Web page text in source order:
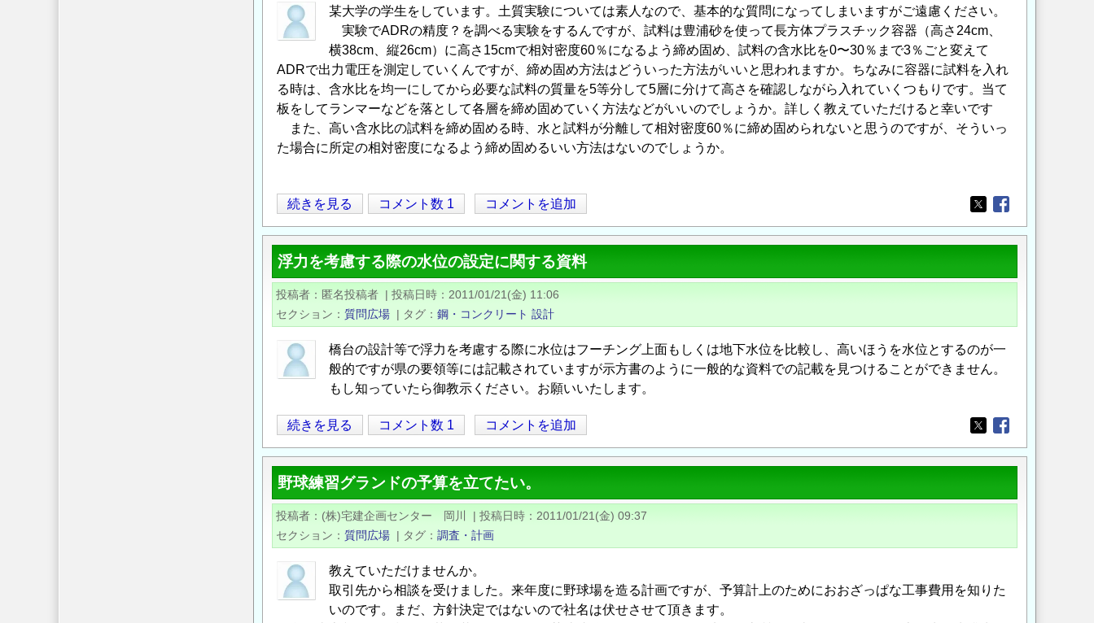
設
時
外
気
温
に
つ
て
の
某大学の学生をしています。土質実験については素人なので、基本的な質問になってしまいますがご遠慮ください。
実験でADRの精度？を調べる実験をするんですが、試料は豊浦砂を使って長方体プラスチック容器（高さ24cm、
横38cm、縦26cm）に高さ15cmで相対密度60％になるよう締め固め、試料の含水比を0〜30％まで3％ごと変えて
ADRで出力電圧を測定していくんですが、締め固め方法はどういった方法がいいと思われますか。ちなみに容器に試料を入れ
る時は、含水比を均一にしてから必要な試料の質量を5等分して5層に分けて高さを確認しながら入れていくつもりです。当て
板をしてランマーなどを落として各層を締め固めていく方法などがいいのでしょうか。詳しく教えていただけると幸いです
また、高い含水比の試料を締め固める時、水と試料が分離して相対密度60％に締め固められないと思うのですが、そういっ
た場合に所定の相対密度になるよう締め固めるいい方法はないのでしょうか。
締
め
固
め
方
に
つ
い
続きを見る コメント数 1 コメントを追加
Opens in a new
Opens in a new
浮力を考慮する際の水位の設定に関する資料
投稿者 匿名投稿者 | 投稿日時
2011/01/21(金) 11:06
セクション
質問広場 | タグ 鋼・コンクリート 設計
橋台の設計等で浮力を考慮する際に水位はフーチング上面もしくは地下水位を比較し、高いほうを水位とするのが一
般的ですが県の要領等には記載されていますが示方書のように一般的な資料での記載を見つけることができません。
もし知っていたら御教示ください。お願いいたします。
浮
力
を
考
慮
る
際
の
続きを見る コメント数 1 コメントを追加
Opens in a new
Opens in a new
野球練習グランドの予算を立てたい。
投稿者 (株)宅建企画センター 岡川 | 投稿日時
2011/01/21(金) 09:37
セクション
質問広場 | タグ 調査・計画
教えていただけませんか。
取引先から相談を受けました。来年度に野球場を造る計画ですが、予算計上のためにおおざっぱな工事費用を知りた
いのです。まだ、方針決定ではないので社名は伏せさせて頂きます。